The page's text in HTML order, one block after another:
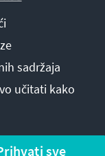
melden
2026
sadržaja
učitati kako
sve